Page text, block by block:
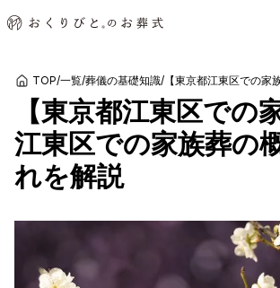
初めての方へ
初めての方へ 納棺の儀とは？
葬儀の流れ
アフターサポート
会社を知る
関東エリア
東京都
神奈川県
北海道エリア
お客様の声
ご葬儀事例 お客様の声
よくある質問
葬儀の知識
葬儀の知識 供花のご依頼
TOP/一覧/葬儀の基礎知識/
【東京都江東区での
江東区での家族葬の
れを解説